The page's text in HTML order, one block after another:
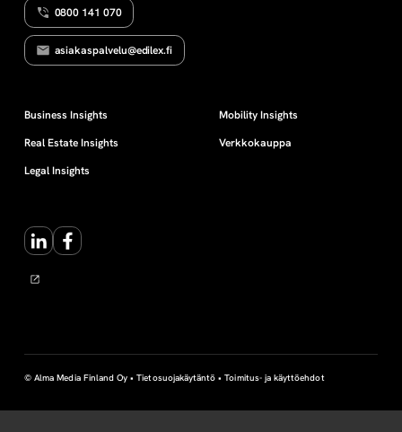
u
t
a
m
i
n
e
n
0800 141 070
asiakaspalvelu@edilex.fi
Business Insights
Real Estate Insights
Legal Insights
Mobility Insights
Verkkokauppa
LinkedInFacebook
© Alma Media Finland Oy •Tietosuojakäytäntö •Toimitus- ja käyttöehdot